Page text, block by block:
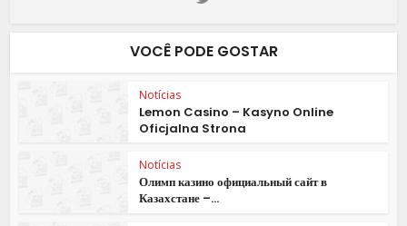
VOCÊ PODE GOSTAR
Notícias
Lemon Casino – Kasyno Online
Oficjalna Strona
Notícias
Олимп казино официальный сайт в
Казахстане –...